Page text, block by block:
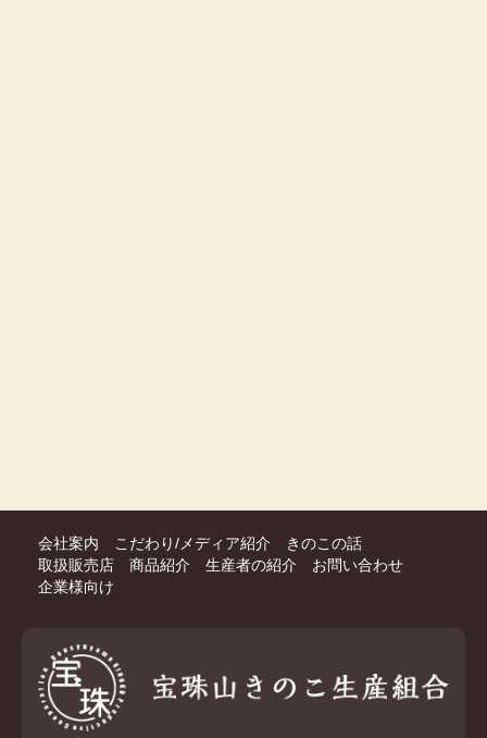
会社案内 こだわり/メディア紹介
きのこの話
取扱販売店
商品紹介 生産者の紹介
お問い合わせ
企業様向け